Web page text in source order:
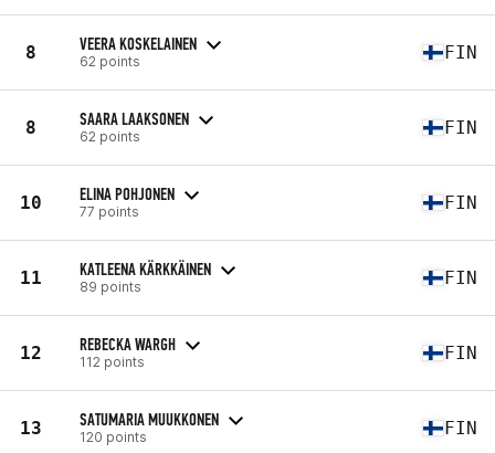
8 VEERA KOSKELAINEN
62 points FIN
8 SAARA LAAKSONEN
62 points FIN
10 ELINA POHJONEN
77 points FIN
11 KATLEENA KÄRKKÄINEN
89 points FIN
12 REBECKA WARGH
112 points FIN
13 SATUMARIA MUUKKONEN
120 points FIN